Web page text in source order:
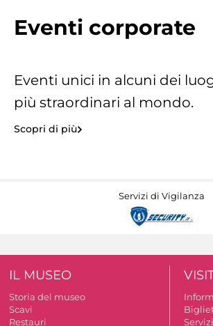
Eventi corporate
Eventi unici in alcuni dei
più straordinari al mondo.
Scopri di più
Servizi di Vigilanza
IL MUSEO
Storia del museo
Scavi
Restauri